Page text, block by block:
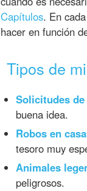
Capítulos. En
hacer en función
Tipos de
Solicitudes
buena idea.
Robos en
tesoro muy
Animales
peligrosos.